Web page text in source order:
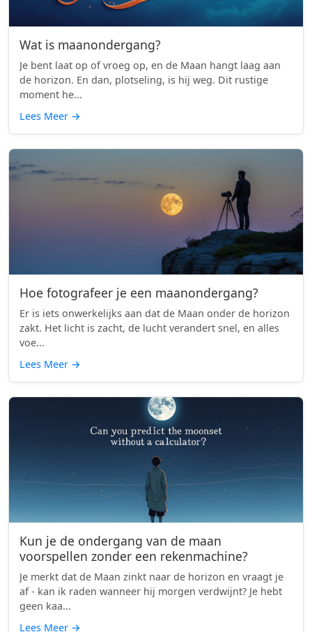
Wat is maanondergang?
Je bent laat op of vroeg op, en de Maan hangt laag aan
de horizon. En dan, plotseling, is hij weg. Dit rustige
moment he...
Lees Meer →
Hoe fotografeer je een maanondergang?
Er is iets onwerkelijks aan dat de Maan onder de horizon
zakt. Het licht is zacht, de lucht verandert snel, en alles
voe...
Lees Meer →
Kun je de ondergang van de maan
voorspellen zonder een rekenmachine?
Je merkt dat de Maan zinkt naar de horizon en vraagt je
af - kan ik raden wanneer hij morgen verdwijnt? Je hebt
geen kaa...
Lees Meer →